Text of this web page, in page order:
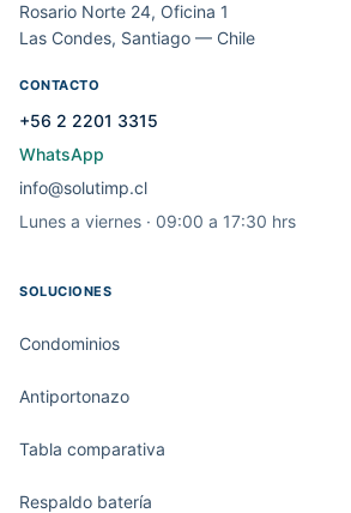
Rosario Norte 24, Oficina 1
Las Condes, Santiago — Chile
CONTACTO
+56 2 2201 3315
WhatsApp
info@solutimp.cl
Lunes a viernes · 09:00 a 17:30 hrs
SOLUCIONES
Condominios
Antiportonazo
Tabla comparativa
Respaldo batería